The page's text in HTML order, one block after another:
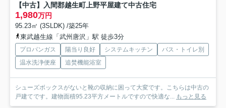
【中古】入間郡越生町上野平屋建て中古住宅
1,980万円
95.23㎡ (3SLDK) /築25年
東武越生線「武州唐沢」駅 徒歩3分
プロパンガス 陽当り良好 システムキッチン
バス・トイレ別
温水洗浄便座
追焚機能浴室
シューズボックスがないと靴の収納に困って大変です。こちらは中古の
戸建てです。建物面積95.23平方メートルですので快適な... もっと見る